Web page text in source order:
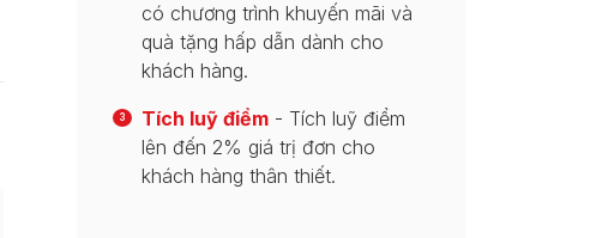
có chương trình khuyến mãi và
quà tặng hấp dẫn dành cho
khách hàng.
3 Tích luỹ điểm - Tích luỹ điểm
lên đến 2% giá trị đơn cho
khách hàng thân thiết.